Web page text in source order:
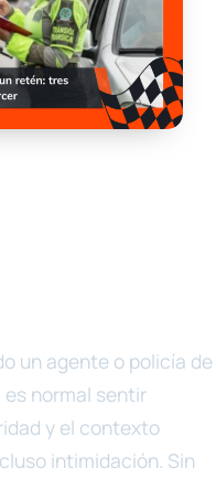
un agente o policía de
normal sentir
y el contexto
intimidación. Sin